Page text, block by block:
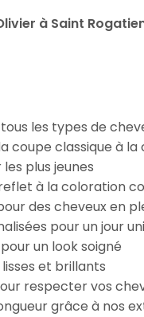
à Saint
les types de
coupe classique à
plus jeunes
à la coloration
des cheveux en
pour un jour
un look soigné
et brillants
respecter vos
grâce à nos